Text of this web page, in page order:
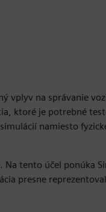
vplyv na správanie
ktoré je potrebné
namiesto
Na tento účel ponúka
presne